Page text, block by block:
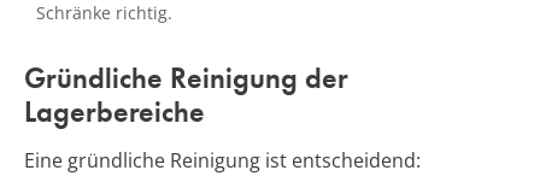
Schränke richtig.
Gründliche Reinigung der
Lagerbereiche
Eine gründliche Reinigung ist entscheidend: